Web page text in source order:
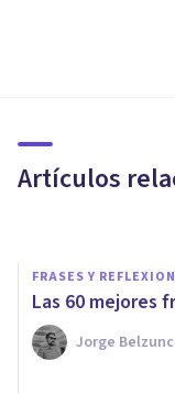
Artículos
Zuckerberg
FRASES Y
Las 60 mejores
Jorge